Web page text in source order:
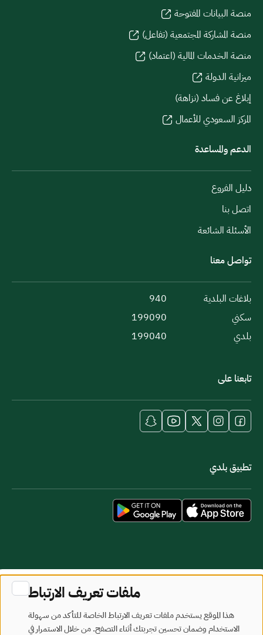
منصة البيانات المفتوحة
منصة المشاركة المجتمعية (تفاعل)
منصة الخدمات المالية (اعتماد)
ميزانية الدولة
إبلاغ عن فساد (نزاهة)
المركز السعودي للأعمال
الدعم والمساعدة
دليل الفروع
اتصل بنا
الأسئلة الشائعة
تواصل معنا
بلاغات البلدية
940
سكني
199090
بلدي
199040
تابعنا على
تطبيق بلدي
خريطة الموقعشروط الاستخدام
تم تطويره وصيانته بواسطة وزارة البلديات والإسكان
ملفات تعريف الارتباط
هذا الموقع يستخدم ملفات تعريف الارتباط الخاصة للتأكد من سهولة
الاستخدام وضمان تحسين تجربتك أثناء التصفح. من خلال الاستمرار في